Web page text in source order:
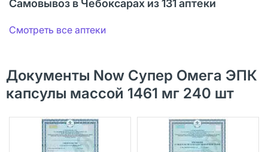
Самовывоз в Чебоксарах из 131 аптеки
Смотреть все аптеки
Документы Now Супер Омега ЭПК
капсулы массой 1461 мг 240 шт